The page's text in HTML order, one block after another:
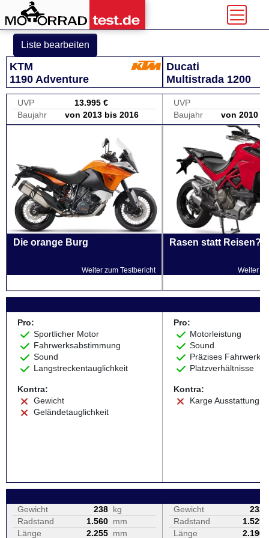
Liste bearbeiten
KTM
1190 Adventure
Ducati
Multistrada 1200
UVP
13.995 €
Baujahr
von 2013 bis 2016
UVP
Baujahr
von 2010
Die orange Burg
Weiter zum Testbericht
Rasen statt Reisen?
Weiter
Pro:
Sportlicher Motor
Fahrwerksabstimmung
Sound
Langstreckentauglichkeit
Kontra:
Gewicht
Geländetauglichkeit
Pro:
Motorleistung
Sound
Präzises Fahrwerk
Platzverhältnisse
Kontra:
Karge Ausstattung
Gewicht 238 kg
Radstand
1.560 mm
Länge
2.255 mm
Gewicht
232
Radstand
1.529
Länge
2.190